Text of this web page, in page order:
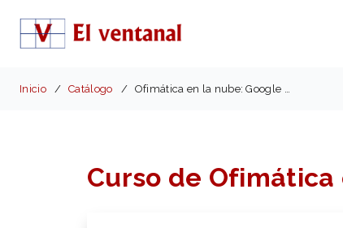
Inicio Catálogo Ofimática en la nube: Google Drive
Curso de Ofimática